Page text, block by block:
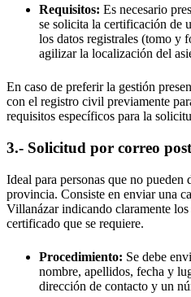
Requisitos: Es necesario
se solicita la certificación de
los datos registrales (tomo y
agilizar la localización del
En caso de preferir la gestión
con el registro civil previamente
requisitos específicos para la
3.- Solicitud por correo
Ideal para personas que no pueden
provincia. Consiste en enviar una
Villanázarindicando claramente
certificado que se requiere.
Procedimiento: Se debe
nombre, apellidos, fecha y
dirección de contacto y un